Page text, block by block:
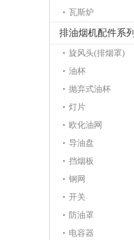
瓦斯炉
排油烟机配件系列
旋风头(排烟罩)
油杯
抛弃式油杯
灯片
欧化油网
导油盘
挡烟板
钢网
开关
防油罩
电容器